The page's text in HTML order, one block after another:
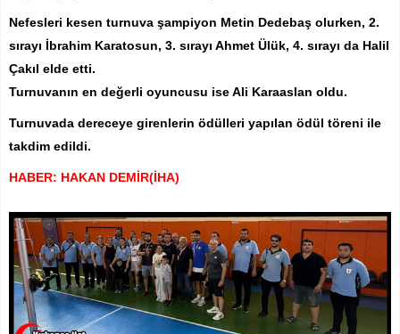
Nefesleri kesen turnuva şampiyon Metin Dedebaş olurken, 2.
sırayı İbrahim Karatosun, 3. sırayı Ahmet Ülük, 4. sırayı da Halil
Çakıl elde etti.
Turnuvanın en değerli oyuncusu ise Ali Karaaslan oldu.
Turnuvada dereceye girenlerin ödülleri yapılan ödül töreni ile
takdim edildi.
HABER: HAKAN DEMİR(İHA)